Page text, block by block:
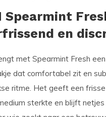
Spearmint
en
met Spearmint Fresh
dat comfortabel zit en
ritme. Het geeft een
sterkte en blijft netjes